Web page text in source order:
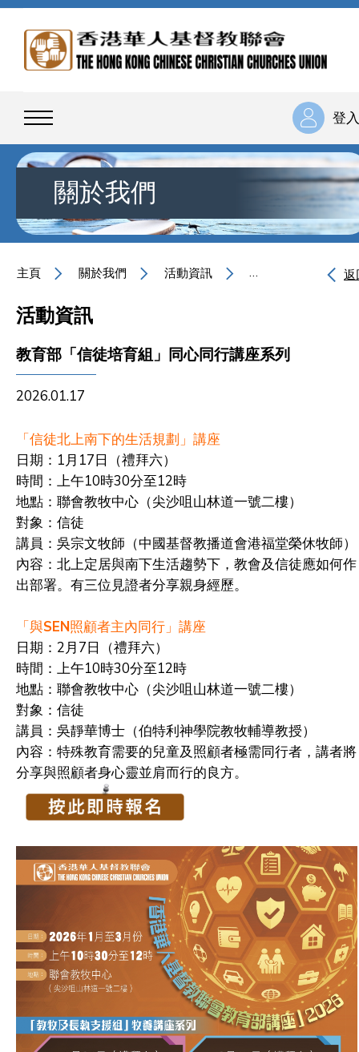
登入
關於我們
主頁 關於我們 活動資訊 教育部「信徒培育返
活動資訊
教育部「信徒培育組」同心同行講座系列
2026.01.17
「信徒北上南下的生活規劃」講座
日期： 1月 17日（禮拜六）
時間：上午10時30分至12時
地點：聯會教牧中心（尖沙咀山林道一號二樓）
對象：信徒
講員：吳宗文牧師（中國基督教播道會港福堂榮休牧師）
內容：北上定居與南下生活趨勢下，教會及信徒應如何作
出部署。有三位見證者分享親身經歷。
「與SEN照顧者主內同行」講座
日期： 2月7日（禮拜六）
時間：上午10時30分至12時
地點：聯會教牧中心（尖沙咀山林道一號二樓）
對象：信徒
講員：吳靜華博士（伯特利神學院教牧輔導教授）
內容：特殊教育需要的兒童及照顧者極需同行者，講者將
分享與照顧者身心靈並肩而行的良方。